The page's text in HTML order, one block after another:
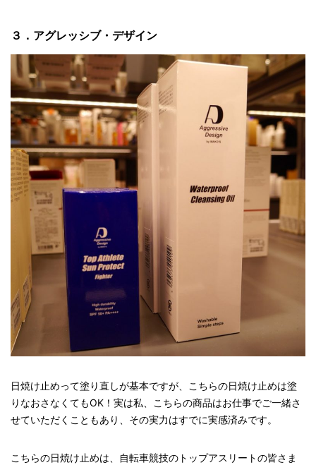
３．アグレッシブ・デザイン
日焼け止めって塗り直しが基本ですが、こちらの日焼け止めは塗
りなおさなくてもOK！実は私、こちらの商品はお仕事でご一緒さ
せていただくこともあり、その実力はすでに実感済みです。
こちらの日焼け止めは、自転車競技のトップアスリートの皆さま